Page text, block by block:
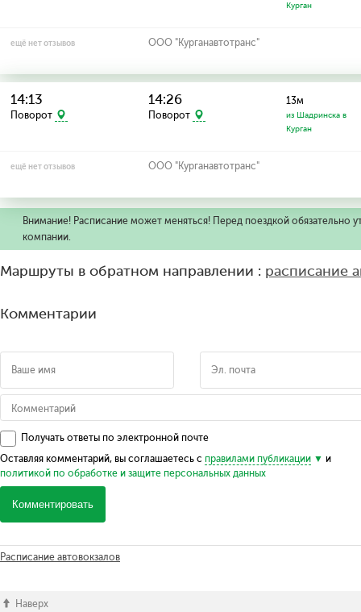
Курган
ещё нет отзывов ООО "Курганавтотранс"
14:13
Поворот
14:26
Поворот
13м
из Шадринска в
Курган
ещё нет отзывов ООО "Курганавтотранс"
Внимание! Расписание может меняться! Перед поездкой обязательно
компании.
Маршруты в обратном направлении : расписание
Комментарии
Получать ответы по электронной почте
Оставляя комментарий, вы соглашаетесь с правилами публикации
и
политикой по обработке и защите персональных данных
Комментировать
Расписание автовокзалов
Наверх